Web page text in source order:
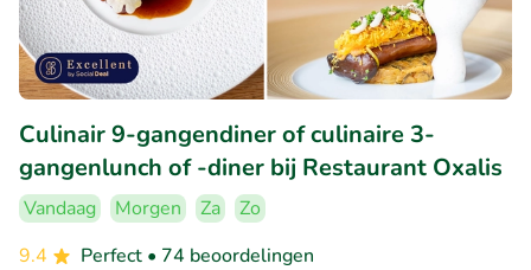
Culinair 9-gangendiner of culinaire 3-
gangenlunch of -diner bij Restaurant Oxalis
Vandaag Morgen Za
Zo
9.4
Perfect • 74 beoordelingen